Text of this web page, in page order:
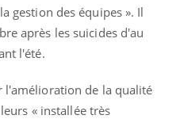
gestion des équipes ». Il
après les suicides d'au
l'été.
l'amélioration de la qualité
« installée très